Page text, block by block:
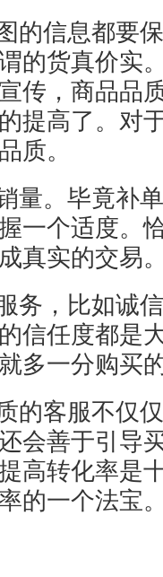
的信息都要
的货真价实
传，商品品
提高了。对
质。
量。毕竟补
一个适度。
真实的交易
务，比如诚
信任度都是
多一分购买
的客服不仅
会善于引导
高转化率是
的一个法宝